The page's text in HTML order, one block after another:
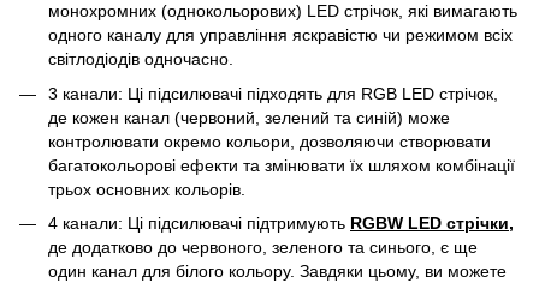
монохромних (однокольорових) LED стрічок, які вимагають
одного каналу для управління яскравістю чи режимом всіх
світлодіодів одночасно.
3 канали: Ці підсилювачі підходять для RGB LED стрічок,
де кожен канал (червоний, зелений та синій) може
контролювати окремо кольори, дозволяючи створювати
багатокольорові ефекти та змінювати їх шляхом комбінації
трьох основних кольорів.
4 канали: Ці підсилювачі підтримують RGBW LED стрічки,
де додатково до червоного, зеленого та синього, є ще
один канал для білого кольору. Завдяки цьому, ви можете